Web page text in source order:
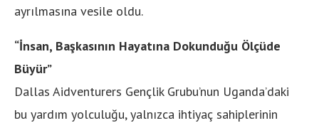
ayrılmasına vesile oldu.
“İnsan, Başkasının Hayatına Dokunduğu Ölçüde
Büyür”
Dallas Aidventurers Gençlik Grubu’nun Uganda’daki
bu yardım yolculuğu, yalnızca ihtiyaç sahiplerinin